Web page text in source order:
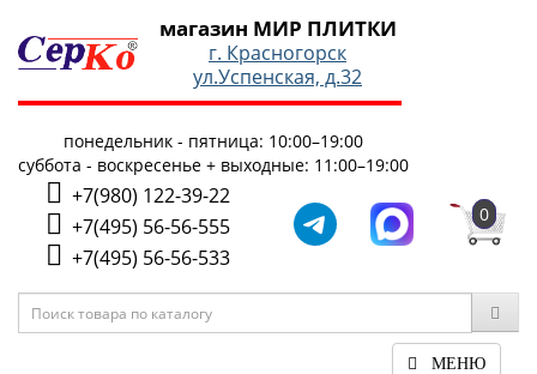
магазин МИР ПЛИТКИ
г. Красногорск
ул.Успенская, д.32
понедельник - пятница: 10:00–19:00
суббота - воскресенье + выходные: 11:00–19:00
+7(980) 122-39-22
+7(495) 56-56-555
+7(495) 56-56-533
0
МЕНЮ